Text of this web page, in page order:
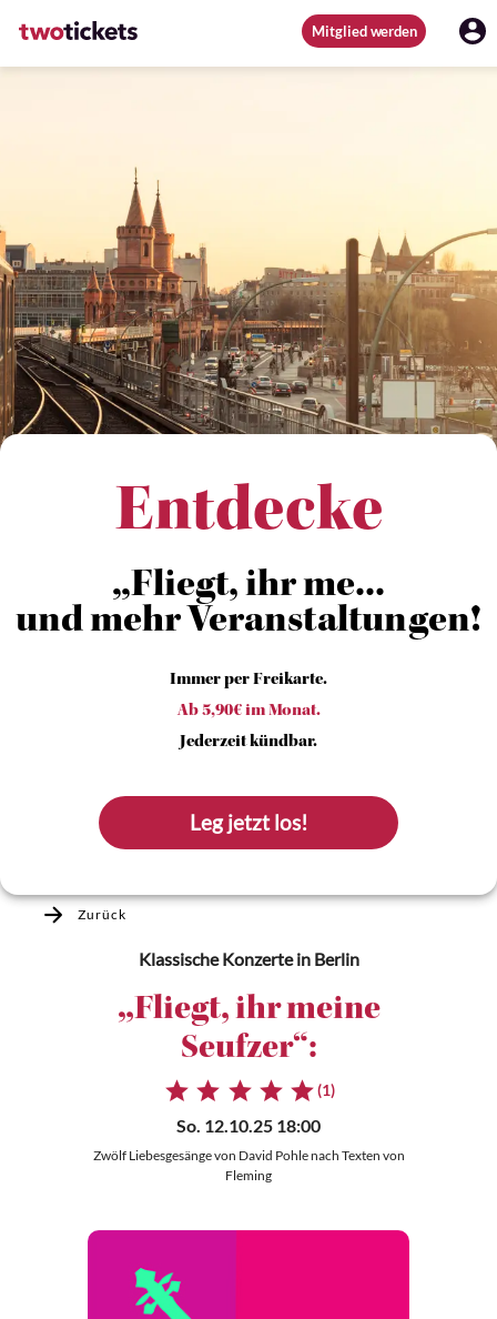
Mitglied werden
Entdecke
„Fliegt, ihr me...
und mehr Veranstaltungen!
Immer per Freikarte.
Ab 5,90€ im Monat.
Jederzeit kündbar.
Leg jetzt los!
Zurück
Klassische Konzertein Berlin
„Fliegt, ihr meine
Seufzer“:
(1)
So. 12.10.25 18:00
Zwölf Liebesgesänge von David Pohle nach Texten von
Fleming